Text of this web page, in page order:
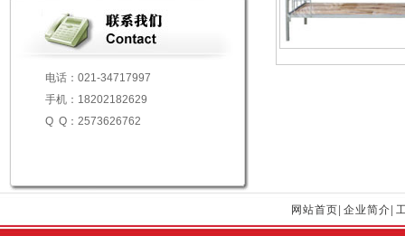
电话：021-34717997
手机：18202182629
Q Q：2573626762
网站首页 企业简介